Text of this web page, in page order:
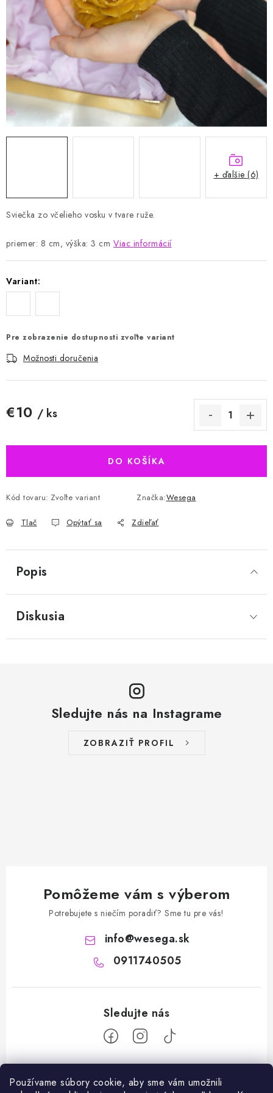
Používame súbory cookie, aby sme vám umožnili
Obchodné podmienky
Podmienky ochrany osobných údajov
Moja objednávka
Sviečka zo včelieho vosku v tvare ruže.
priemer: 8 cm, výška: 3 cm Viac informácií
Variant:
Pre zobrazenie dostupnosti zvoľte variant
Možnosti doručenia
€10 / ks
DO KOŠÍKA
Kód tovaru: Zvoľte variant Značka:Wesega
Tlač Opýtať sa Zdieľať
+ ďalšie (6)
Popis
Diskusia
Sledujte nás na Instagrame
ZOBRAZIŤ PROFIL
Pomôžeme vám s výberom
Potrebujete s niečím poradiť? Sme tu pre vás!
info@wesega.sk
0911740505
Z